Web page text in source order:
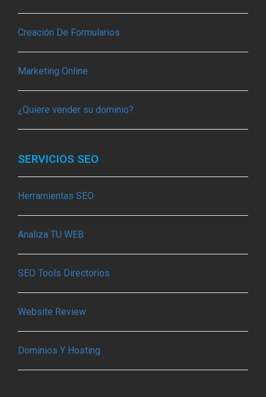
Creación De Formularios
Marketing Online
¿Quiere vender su dominio?
SERVICIOS SEO
Herramientas SEO
Analiza TU WEB
SEO Tools Directorios
Website Review
Dominios Y Hosting